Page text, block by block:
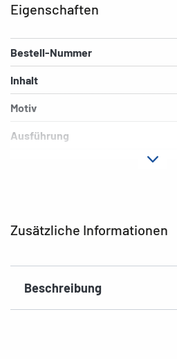
Zusätzliche Informationen
Beschreibung
Eigenschaften
Bestell-Nummer
Inhalt
Motiv
Ausführung